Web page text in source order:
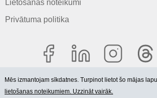
Lietošanas noteikumi
Privātuma politika
Mēs izmantojam sīkdatnes. Turpinot lietot šo mājas
lietošanas noteikumiem. Uzzināt vairāk.